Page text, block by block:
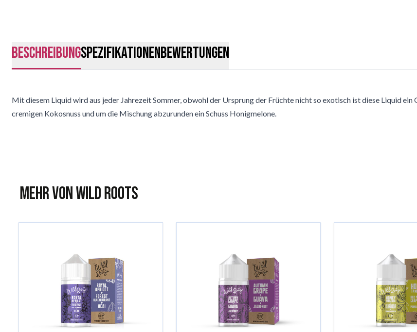
BeschreibungSpezifikationenBewertungen
Mit diesem Liquid wird aus jeder Jahrezeit Sommer, obwohl der Ursprung der Früchte nicht so exotisch ist diese Liquid
cremigen Kokosnuss und um die Mischung abzurunden ein Schuss Honigmelone.
Mehr von Wild Roots